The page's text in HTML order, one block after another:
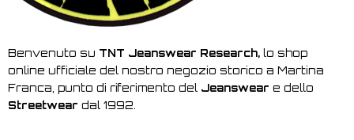
Benvenuto su TNT Jeanswear Research, lo shop
online ufficiale del nostro negozio storico a Martina
Franca, punto di riferimento del Jeanswear e dello
Streetwear dal 1992.